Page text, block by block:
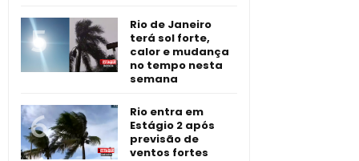
Rio de Janeiro
terá sol forte,
calor e mudança
no tempo nesta
semana
Rio entra em
Estágio 2 após
previsão de
ventos fortes